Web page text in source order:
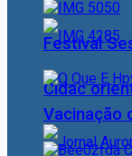
Cidac
Festival
Vacinação